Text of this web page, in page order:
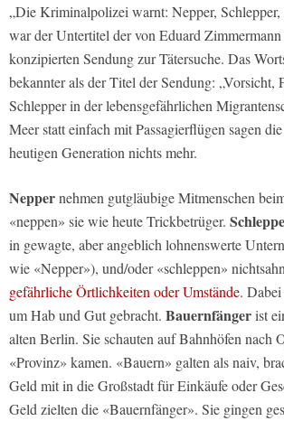
„Die Kriminalpolizei warnt: Nepper, Schlepper,
war der Untertitel der von Eduard
konzipierten Sendung zur Tätersuche. Das
bekannter als der Titel der Sendung: „Vorsicht,
Schlepper in der lebensgefährlichen
Meer statt einfach mit Passagierflügen sagen
heutigen Generation nichts mehr.
Neppernehmen gutgläubige Mitmenschen
«neppen» sie wie heute Trickbetrüger.
in gewagte, aber angeblich lohnenswerte
wie «Nepper»), und/oder «schleppen»
gefährliche Örtlichkeiten oder Umstände.
um Hab und Gut gebracht. Bauernfängerist
alten Berlin. Sie schauten auf Bahnhöfen nach
«Provinz» kamen. «Bauern» galten als naiv,
Geld mit in die Großstadt für Einkäufe oder
Geld zielten die «Bauernfänger». Sie gingen